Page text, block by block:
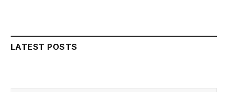
LATEST POSTS